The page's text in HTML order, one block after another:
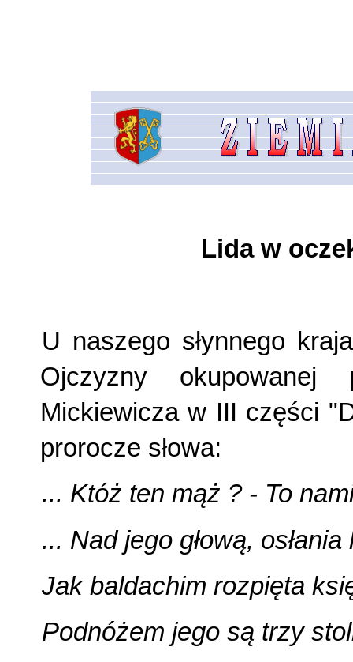
Lida w
U naszego słynnego
Ojczyzny
Mickiewicza w III części
prorocze słowa:
... Któż ten mąż ? - To
... Nad jego głową, osłania
Jak baldachim rozpięta
Podnóżem jego są trzy